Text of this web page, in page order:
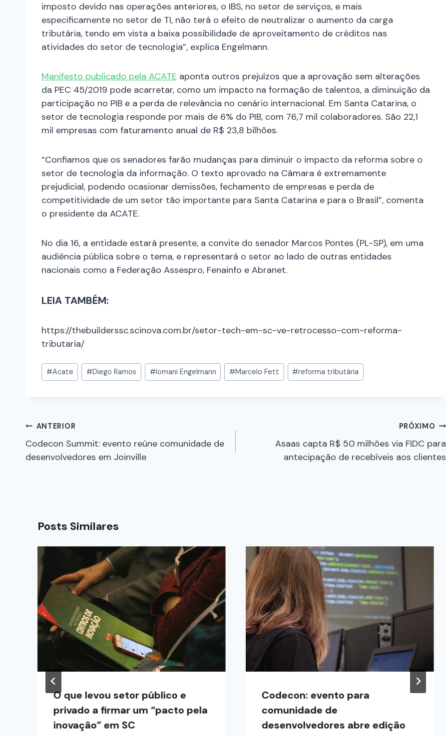
imposto devido nas operações anteriores, o IBS, no setor de serviços, e mais
especificamente no setor de TI, não terá o efeito de neutralizar o aumento da carga
tributária, tendo em vista a baixa possibilidade de aproveitamento de créditos nas
atividades do setor de tecnologia”, explica Engelmann.
Manifesto publicado pela ACATE aponta outros prejuízos que a aprovação sem alterações
da PEC 45/2019 pode acarretar, como um impacto na formação de talentos, a diminuição da
participação no PIB e a perda de relevância no cenário internacional. Em Santa Catarina, o
setor de tecnologia responde por mais de 6% do PIB, com 76,7 mil colaboradores. São 22,1
mil empresas com faturamento anual de R$ 23,8 bilhões.
“Confiamos que os senadores farão mudanças para diminuir o impacto da reforma sobre o
setor de tecnologia da informação. O texto aprovado na Câmara é extremamente
prejudicial, podendo ocasionar demissões, fechamento de empresas e perda de
competitividade de um setor tão importante para Santa Catarina e para o Brasil”, comenta
o presidente da ACATE.
No dia 16, a entidade estará presente, a convite do senador Marcos Pontes (PL-SP), em uma
audiência pública sobre o tema, e representará o setor ao lado de outras entidades
nacionais como a Federação Assespro, Fenainfo e Abranet.
LEIA TAMBÉM:
https://thebuilderssc.scinova.com.br/setor-tech-em-sc-ve-retrocesso-com-reforma-
tributaria/
#Acate #Diego Ramos #Iomani Engelmann #Marcelo Fett #reforma tributária
ANTERIOR
Codecon Summit: evento reúne comunidade de
desenvolvedores em Joinville
PRÓXIMO
Asaas capta R$ 50 milhões via FIDC para
antecipação de recebíveis aos clientes
Posts Similares
O que levou setor público e
privado a firmar um “pacto pela
inovação” em SC
Codecon: evento para
comunidade de
desenvolvedores abre edição